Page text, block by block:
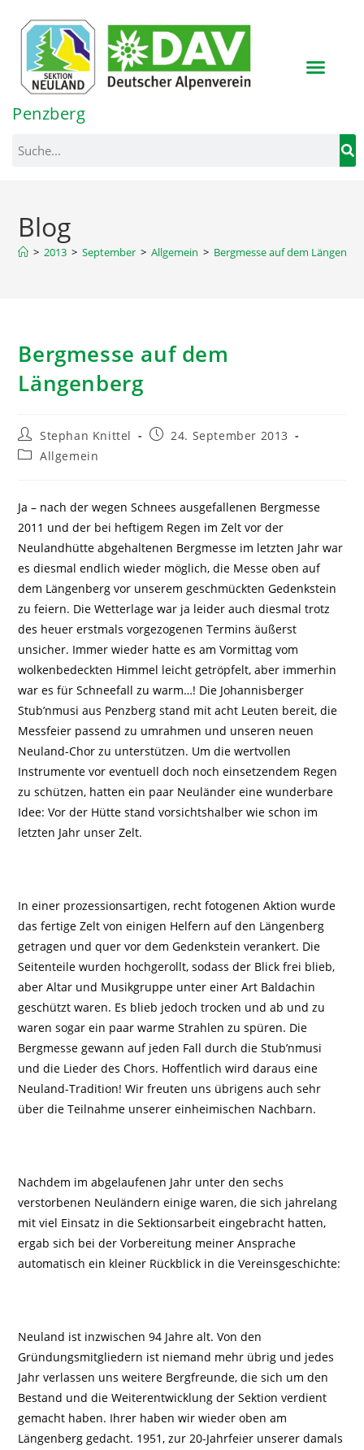
springen
Penzberg
Blog
> 2013 > September > Allgemein > Bergmesse auf dem
Bergmesse auf dem
Längenberg
Stephan Knittel
24. September 2013
Allgemein
Ja – nach der wegen Schnees ausgefallenen Bergmesse
2011 und der bei heftigem Regen im Zelt vor der
Neulandhütte abgehaltenen Bergmesse im letzten Jahr war
es diesmal endlich wieder möglich, die Messe oben auf
dem Längenberg vor unserem geschmückten Gedenkstein
zu feiern. Die Wetterlage war ja leider auch diesmal trotz
des heuer erstmals vorgezogenen Termins äußerst
unsicher. Immer wieder hatte es am Vormittag vom
wolkenbedeckten Himmel leicht getröpfelt, aber immerhin
war es für Schneefall zu warm…! Die Johannisberger
Stub’nmusi aus Penzberg stand mit acht Leuten bereit, die
Messfeier passend zu umrahmen und unseren neuen
Neuland-Chor zu unterstützen. Um die wertvollen
Instrumente vor eventuell doch noch einsetzendem Regen
zu schützen, hatten ein paar Neuländer eine wunderbare
Idee: Vor der Hütte stand vorsichtshalber wie schon im
letzten Jahr unser Zelt.
In einer prozessionsartigen, recht fotogenen Aktion wurde
das fertige Zelt von einigen Helfern auf den Längenberg
getragen und quer vor dem Gedenkstein verankert. Die
Seitenteile wurden hochgerollt, sodass der Blick frei blieb,
aber Altar und Musikgruppe unter einer Art Baldachin
geschützt waren. Es blieb jedoch trocken und ab und zu
waren sogar ein paar warme Strahlen zu spüren. Die
Bergmesse gewann auf jeden Fall durch die Stub’nmusi
und die Lieder des Chors. Hoffentlich wird daraus eine
Neuland-Tradition! Wir freuten uns übrigens auch sehr
über die Teilnahme unserer einheimischen Nachbarn.
Nachdem im abgelaufenen Jahr unter den sechs
verstorbenen Neuländern einige waren, die sich jahrelang
mit viel Einsatz in die Sektionsarbeit eingebracht hatten,
ergab sich bei der Vorbereitung meiner Ansprache
automatisch ein kleiner Rückblick in die Vereinsgeschichte:
Neuland ist inzwischen 94 Jahre alt. Von den
Gründungsmitgliedern ist niemand mehr übrig und jedes
Jahr verlassen uns weitere Bergfreunde, die sich um den
Bestand und die Weiterentwicklung der Sektion verdient
gemacht haben. Ihrer haben wir wieder oben am
Längenberg gedacht. 1951, zur 20-Jahrfeier unserer damals